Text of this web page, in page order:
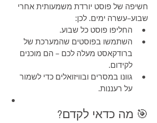
חשיפה של פוסט יורדת משמעותית אחרי
שבוע–עשרה ימים. לכן:
החליפו פוסט כל שבוע.
השתמשו בפוסטים שהמערכת של
ברודקאסט מעלה לכם – הם מוכנים
לקידום.
גוונו במסרים ובוויזואלים כדי לשמור
על רעננות.
🎯 מה כדאי לקדם?